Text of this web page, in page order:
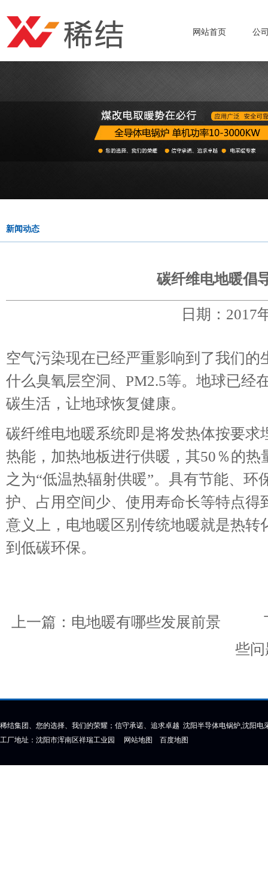
网站首页 公
新闻动态
碳纤维电地暖倡
日期：2017
空气污染现在已经严重影响到了我们
什么臭氧层空洞、PM2.5等。地球已经
碳生活，让地球恢复健康。
碳纤维电地暖系统即是将发热体按要
热能，加热地板进行供暖，其50％的
之为“低温热辐射供暖”。具有节能、
护、占用空间少、使用寿命长等特点
意义上，电地暖区别传统地暖就是热
到低碳环保。
上一篇： 电地暖有哪些发展前景 下
些问
稀结集团、您的选择、我们的荣耀；信守承诺、追求卓越 沈阳半导体电锅炉,沈阳电
工厂地址：沈阳市浑南区祥瑞工业园 网站地图 百度地图